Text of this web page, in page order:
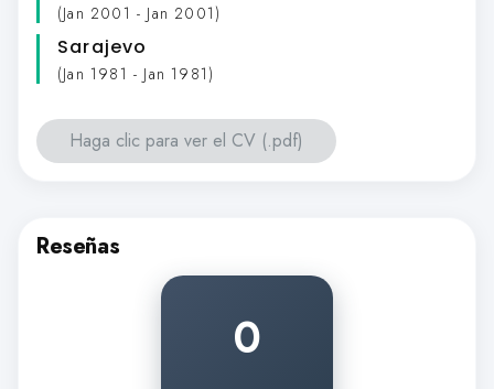
(Jan 2001 - Jan 2001)
Sarajevo
(Jan 1981 - Jan 1981)
Haga clic para ver el CV (.pdf)
Reseñas
0